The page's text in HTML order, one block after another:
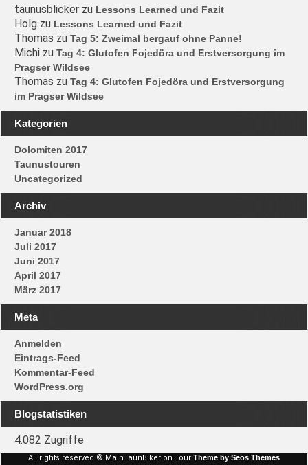
taunusblicker zu Lessons Learned und Fazit
Holg zu Lessons Learned und Fazit
Thomas zu Tag 5: Zweimal bergauf ohne Panne!
Michi zu Tag 4: Glutofen Fojedöra und Erstversorgung im
Pragser Wildsee
Thomas zu Tag 4: Glutofen Fojedöra und Erstversorgung
im Pragser Wildsee
Kategorien
Dolomiten 2017
Taunustouren
Uncategorized
Archiv
Januar 2018
Juli 2017
Juni 2017
April 2017
März 2017
Meta
Anmelden
Eintrags-Feed
Kommentar-Feed
WordPress.org
Blogstatistiken
4.082 Zugriffe
All rights reserved © MainTaunBiker on Tour Theme by Seos Themes